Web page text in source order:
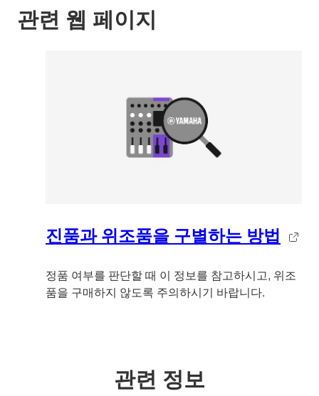
관련 웹 페이지
진품과 위조품을 구별하는 방법
정품 여부를 판단할 때 이 정보를 참고하시고, 위조
품을 구매하지 않도록 주의하시기 바랍니다.
관련 정보